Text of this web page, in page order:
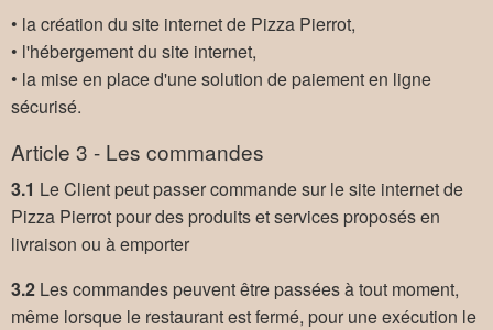
• la création du site internet de Pizza Pierrot,
• l'hébergement du site internet,
• la mise en place d'une solution de paiement en ligne
sécurisé.
Article 3 - Les commandes
3.1 Le Client peut passer commande sur le site internet de
Pizza Pierrot pour des produits et services proposés en
livraison ou à emporter
3.2 Les commandes peuvent être passées à tout moment,
même lorsque le restaurant est fermé, pour une exécution le